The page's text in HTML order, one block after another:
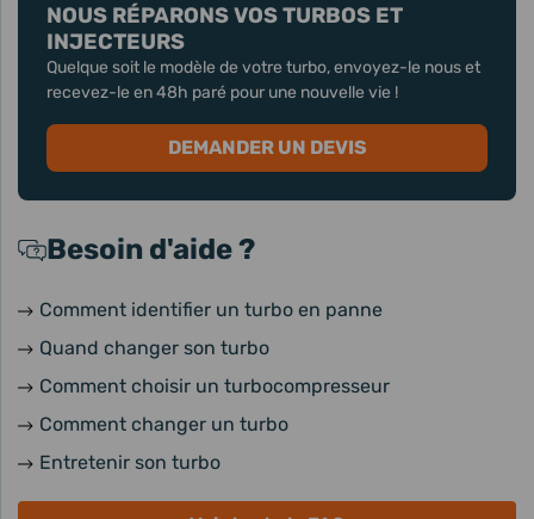
NOUS RÉPARONS VOS TURBOS ET
INJECTEURS
Quelque soit le modèle de votre turbo, envoyez-le nous et
recevez-le en 48h paré pour une nouvelle vie !
DEMANDER UN DEVIS
Besoin d'aide ?
Comment identifier un turbo en panne
Quand changer son turbo
Comment choisir un turbocompresseur
Comment changer un turbo
Entretenir son turbo